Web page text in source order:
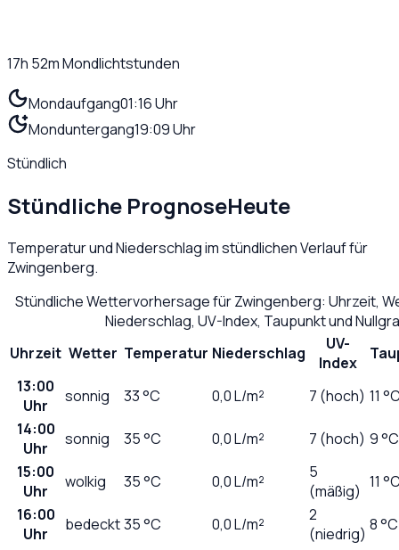
17h 52mMondlichtstunden
Mondaufgang01:16 Uhr
Monduntergang19:09 Uhr
Stündlich
Stündliche PrognoseHeute
Temperatur und Niederschlag im stündlichen Verlauf für
Zwingenberg.
Stündliche Wettervorhersage fürZwingenberg: Uhrzeit,
Niederschlag, UV-Index, Taupunkt und
Uhrzeit Wetter Temperatur Niederschlag
UV-
Index
13:00
Uhr
sonnig 33°C 0,0L/m² 7 (hoch) 11
14:00
Uhr
sonnig 35°C 0,0L/m² 7 (hoch) 9 °C
15:00
Uhr
wolkig 35°C 0,0L/m²
5
(mäßig) 11
16:00
Uhr
bedeckt35°C 0,0L/m²
2
(niedrig) 8 °C